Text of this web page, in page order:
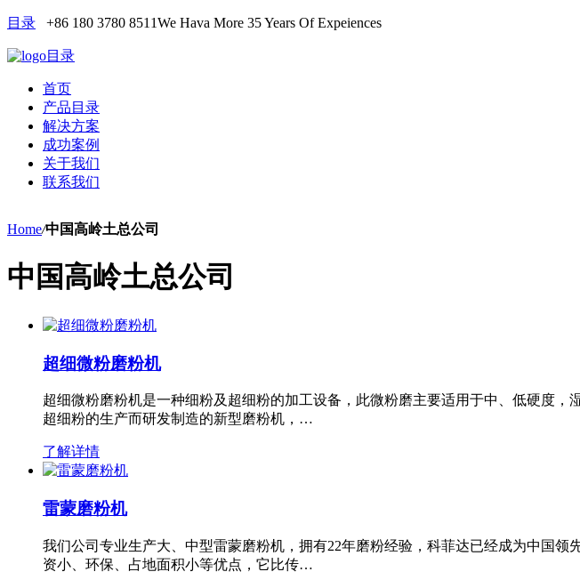
目录 +86 180 3780 8511We Hava More 35 Years Of Expeiences
目录
首页
产品目录
解决方案
成功案例
关于我们
联系我们
Home/中国高岭土总公司
中国高岭土总公司
超细微粉磨粉机
超细微粉磨粉机是一种细粉及超细粉的加工设备，此微粉磨主要适用于中、低硬度
超细粉的生产而研发制造的新型磨粉机，…
了解详情
雷蒙磨粉机
我们公司专业生产大、中型雷蒙磨粉机，拥有22年磨粉经验，科菲达已经成为中国
资小、环保、占地面积小等优点，它比传…